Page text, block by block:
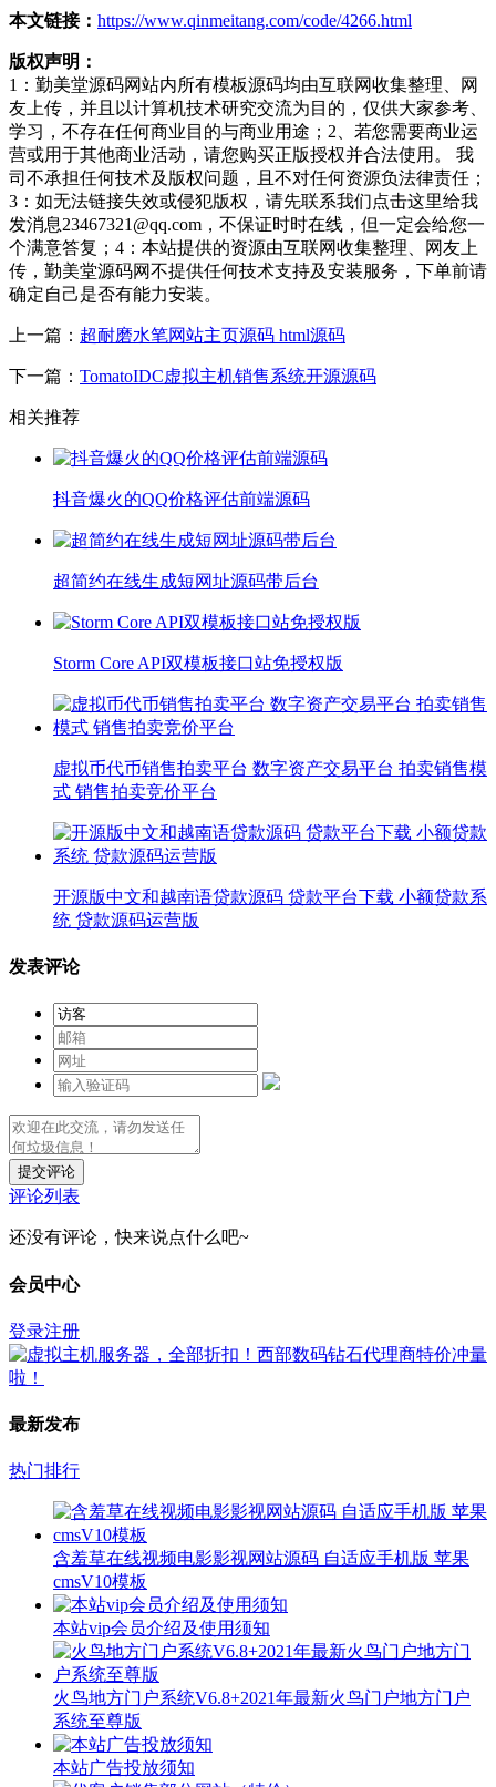
本文链接： https://www.qinmeitang.com/code/4266.html
版权声明：
1：勤美堂源码网站内所有模板源码均由互联网收集整理、网
友上传，并且以计算机技术研究交流为目的，仅供大家参考、
学习，不存在任何商业目的与商业用途；2、若您需要商业运
营或用于其他商业活动，请您购买正版授权并合法使用。 我
司不承担任何技术及版权问题，且不对任何资源负法律责任；
3：如无法链接失效或侵犯版权，请先联系我们点击这里给我
发消息23467321@qq.com，不保证时时在线，但一定会给您一
个满意答复；4：本站提供的资源由互联网收集整理、网友上
传，勤美堂源码网不提供任何技术支持及安装服务，下单前请
确定自己是否有能力安装。
上一篇： 超耐磨水笔网站主页源码 html源码
下一篇： TomatoIDC虚拟主机销售系统开源源码
相关推荐
抖音爆火的QQ价格评估前端源码
超简约在线生成短网址源码带后台
Storm Core API双模板接口站免授权版
虚拟币代币销售拍卖平台 数字资产交易平台 拍卖销售模
式 销售拍卖竞价平台
开源版中文和越南语贷款源码 贷款平台下载 小额贷款系
统 贷款源码运营版
发表评论
提交评论
评论列表
还没有评论，快来说点什么吧~
会员中心
登录注册
最新发布
热门排行
含羞草在线视频电影影视网站源码 自适应手机版 苹果
cmsV10模板
本站vip会员介绍及使用须知
火鸟地方门户系统V6.8+2021年最新火鸟门户地方门户
系统至尊版
本站广告投放须知